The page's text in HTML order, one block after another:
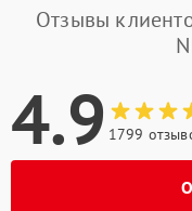
Отзывы
4.9 1799